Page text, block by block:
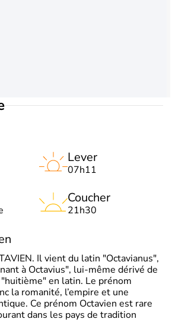
Lever
07h11
Coucher
21h30
Il vient du latin "Octavianus",
à Octavius", lui-même dérivé de
en latin. Le prénom
la romanité, l’empire et une
Ce prénom Octavien est rare
dans les pays de tradition